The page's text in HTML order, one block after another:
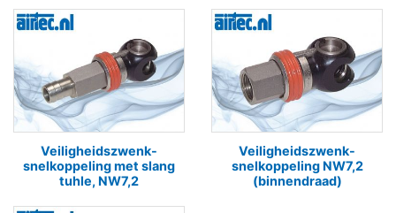
Veiligheidszwenk-
snelkoppeling met slang
tuhle, NW7,2
Veiligheidszwenk-
snelkoppeling NW7,2
(binnendraad)